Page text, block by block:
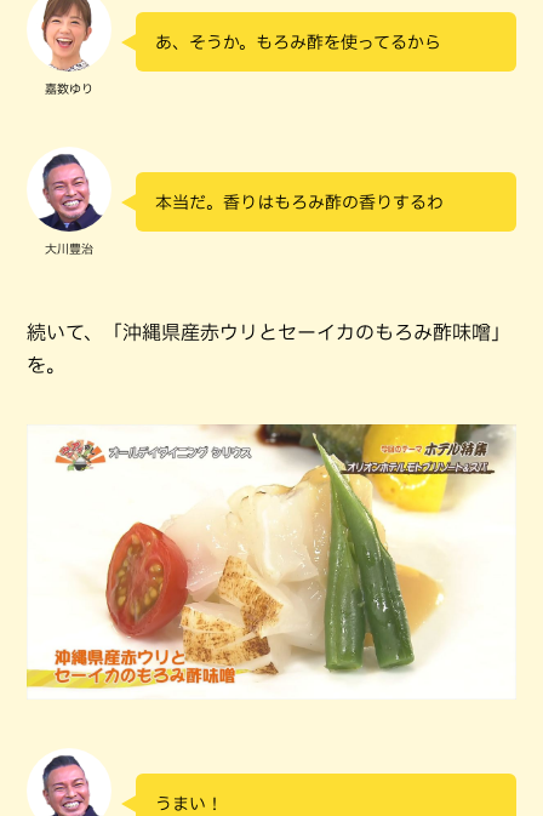
嘉数ゆり
あ、そうか。もろみ酢を使ってるから
大川豊治
本当だ。香りはもろみ酢の香りするわ
続いて、「沖縄県産赤ウリとセーイカのもろみ酢味噌」
を。
うまい！